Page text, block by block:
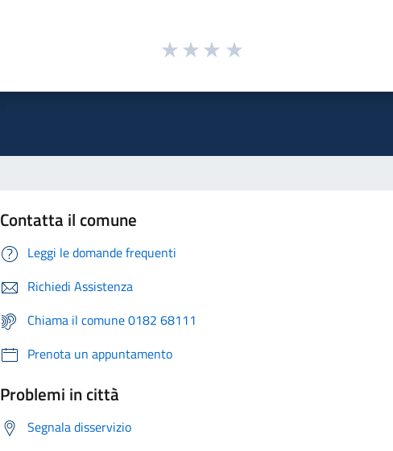
Contatta il comune
Leggi le domande frequenti
Richiedi Assistenza
Chiama il comune 0182 68111
Prenota un appuntamento
Problemi in città
Segnala disservizio